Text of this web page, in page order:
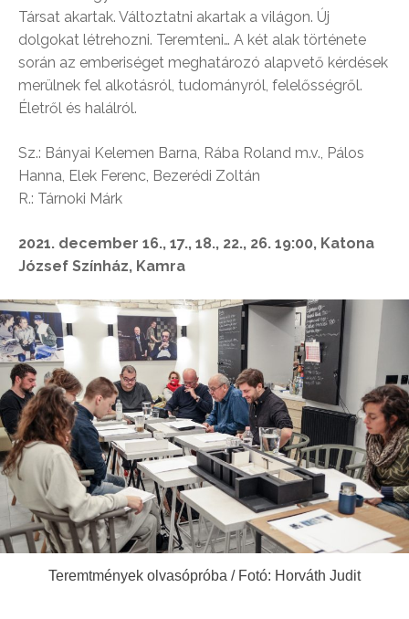
Társat akartak. Változtatni akartak a világon. Új
dolgokat létrehozni. Teremteni… A két alak története
során az emberiséget meghatározó alapvető kérdések
merülnek fel alkotásról, tudományról, felelősségről.
Életről és halálról.
Sz.: Bányai Kelemen Barna, Rába Roland m.v., Pálos
Hanna, Elek Ferenc, Bezerédi Zoltán
R.: Tárnoki Márk
2021. december 16., 17., 18., 22., 26. 19:00, Katona
József Színház, Kamra
Teremtmények olvasópróba / Fotó: Horváth Judit